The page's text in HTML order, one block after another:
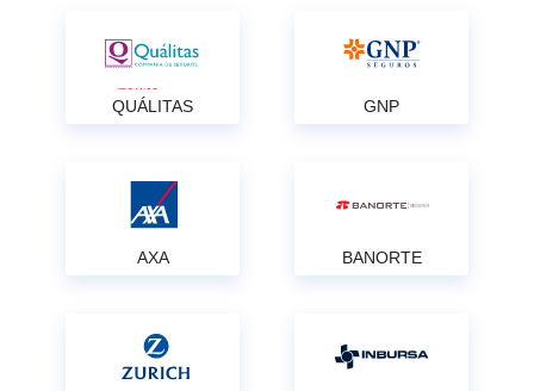
QUÁLITAS GNP
AXA BANORTE